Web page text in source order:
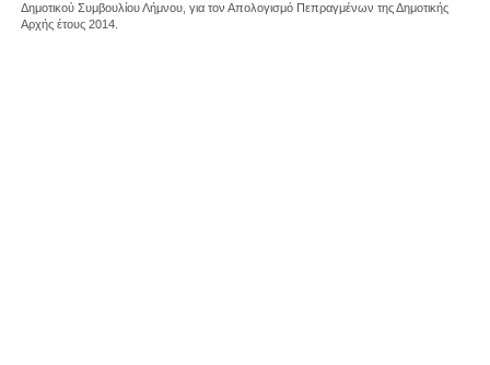
Δημοτικού Συμβουλίου Λήμνου, για τον Απολογισμό Πεπραγμένων της Δημοτικής
Αρχής έτους 2014.